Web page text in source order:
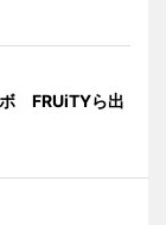
ボ FRUiTYら出